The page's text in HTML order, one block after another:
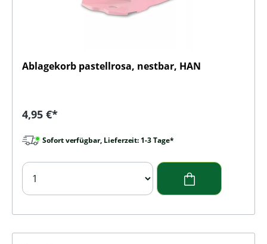
Ablagekorb pastellrosa, nestbar, HAN
Regulärer Preis:
4,95 €*
Sofort verfügbar, Lieferzeit: 1-3 Tage*